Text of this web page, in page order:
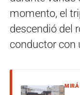
momento, el
descendió del
conductor con
MIRÁ